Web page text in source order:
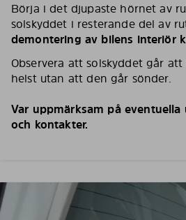
Börja i det djupaste hörnet av
solskyddet i resterande del av
demontering av bilens interiör
Observera att solskyddet går
helst utan att den går sönder.
Var uppmärksam på eventuella
och kontakter.